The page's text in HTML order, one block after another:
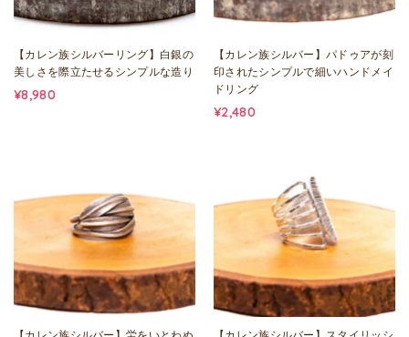
【カレン族シルバーリング】白銀の
美しさを際立たせるシンプルな造り
¥8,980
【カレン族シルバー】パドゥアが刻
印されたシンプルで細いハンドメイ
ドリング
¥2,480